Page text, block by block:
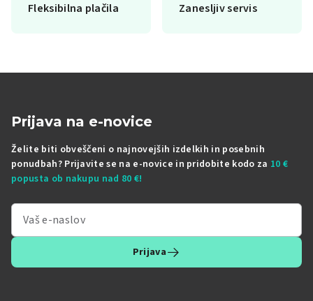
Fleksibilna plačila Zanesljiv servis
Prijava na e-novice
Želite biti obveščeni o najnovejših izdelkih in posebnih
ponudbah? Prijavite se na e-novice in pridobite kodo za 10 €
popusta ob nakupu nad 80 €!
Prijava